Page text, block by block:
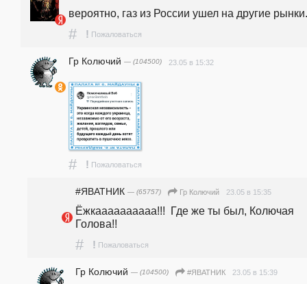
вероятно, газ из России ушел на другие
# ! Пожаловаться
Гр Колючий — (104500) 23.05 в 15:32
# ! Пожаловаться
#ЯВАТНИК — (65757) Гр Колючий 23.05 в 15:35
Ёжкаааааааааа!!!  Где же ты был, Колючая
Голова!!
# ! Пожаловаться
Гр Колючий — (104500) #ЯВАТНИК 23.05 в 15:39